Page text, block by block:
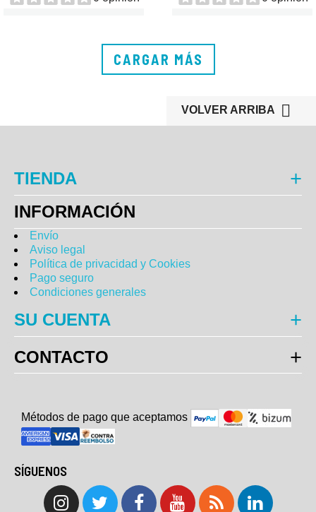
CARGAR MÁS
VOLVER ARRIBA 
TIENDA
INFORMACIÓN
Envío
Aviso legal
Política de privacidad y Cookies
Pago seguro
Condiciones generales
SU CUENTA
CONTACTO
Métodos de pago que aceptamos
SÍGUENOS